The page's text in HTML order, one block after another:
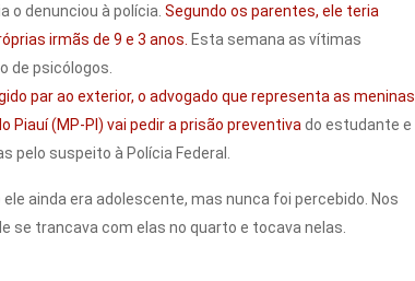
o denunciou à polícia. Segundo os parentes, ele teria
irmãs de 9 e 3 anos. Esta semana as vítimas
de psicólogos.
par ao exterior, o advogado que representa as meninas
(MP-PI) vai pedir a prisão preventiva do estudante e
suspeito à Polícia Federal.
ainda era adolescente, mas nunca foi percebido. Nos
trancava com elas no quarto e tocava nelas.